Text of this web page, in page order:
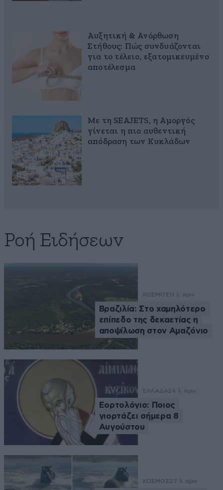
Αυξητική & Ανόρθωση
Στήθους: Πώς συνδυάζονται
για το τέλειο, εξατομικευμένο
αποτέλεσμα
Με τη SEAJETS, η Αμοργός
γίνεται η πιο αυθεντική
απόδραση των Κυκλάδων
Ροή Ειδήσεων
ΚΟΣΜΟΣ 11 λ. πριν
Βραζιλία: Στο χαμηλότερο
επίπεδο της δεκαετίας η
αποψίλωση στον Αμαζόνιο
ΕΛΛΑΔΑ24 λ. πριν
Εορτολόγιο: Ποιος
γιορτάζει σήμερα 8
Αυγούστου
ΚΟΣΜΟΣ27 λ. πριν